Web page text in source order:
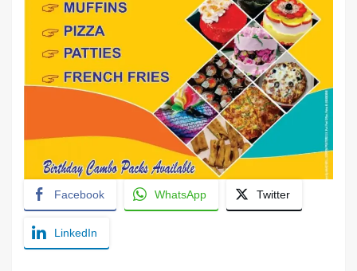
Facebook WhatsApp Twitter
LinkedIn